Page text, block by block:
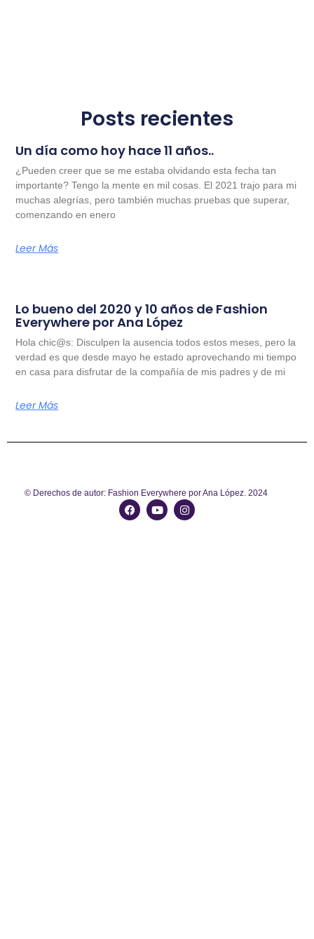
Posts recientes
Un día como hoy hace 11 años..
¿Pueden creer que se me estaba olvidando esta fecha tan
importante? Tengo la mente en mil cosas. El 2021 trajo para mi
muchas alegrías, pero también muchas pruebas que superar,
comenzando en enero
Leer Más
Lo bueno del 2020 y 10 años de Fashion
Everywhere por Ana López
Hola chic@s: Disculpen la ausencia todos estos meses, pero la
verdad es que desde mayo he estado aprovechando mi tiempo
en casa para disfrutar de la compañía de mis padres y de mi
Leer Más
© Derechos de autor: Fashion Everywhere por Ana López. 2024